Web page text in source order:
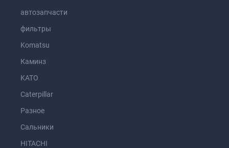
автозапчасти
фильтры
Komatsu
Каминз
KATO
Caterpillar
Разное
Сальники
HITACHI